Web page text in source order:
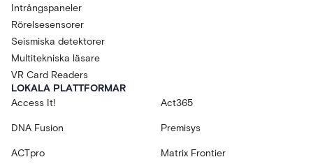
Intrångspaneler
Rörelsesensorer
Seismiska detektorer
Multitekniska läsare
VR Card Readers
LOKALA PLATTFORMAR
Access It!
Act365
DNA Fusion Premisys
ACTpro Matrix Frontier